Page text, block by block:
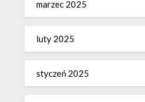
marzec 2025
luty 2025
styczeń 2025